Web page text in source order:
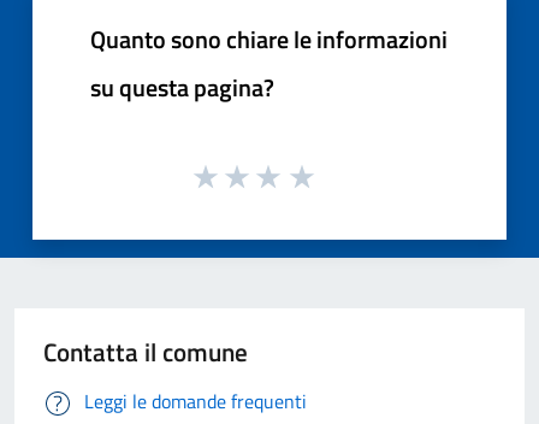
Quanto sono chiare le informazioni
su questa pagina?
Contatta il comune
Leggi le domande frequenti